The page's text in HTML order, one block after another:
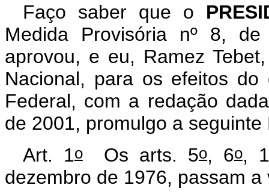
Faço saber que o
Medida Provisória nº 8,
aprovou, e eu, Ramez
Nacional, para os efeitos
Federal, com a redação
de 2001, promulgo a seguinte
Art. 1o Os arts. 5o, 6o,
dezembro de 1976, passam